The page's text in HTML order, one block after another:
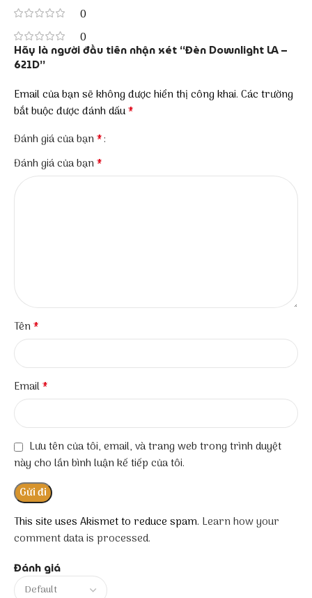
0
0
Đánh giá
Hãy là người đầu tiên nhận xét “Đèn Downlight LA –
621D”
Email của bạn sẽ không được hiển thị công khai. Các trường
bắt buộc được đánh dấu*
Đánh giá của bạn*
Đánh giá của bạn*
Tên*
Email*
Lưu tên của tôi, email, và trang web trong trình duyệt
này cho lần bình luận kế tiếp của tôi.
This site uses Akismet to reduce spam. Learn how your
comment data is processed.